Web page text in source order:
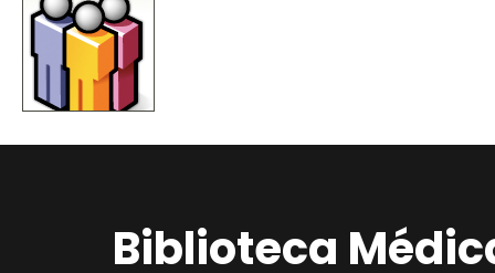
Biblioteca